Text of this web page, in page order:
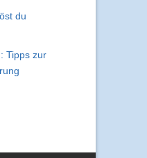
du
Tipps zur